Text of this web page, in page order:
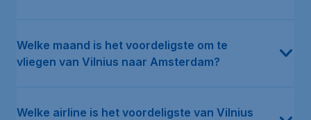
Welke maand is het voordeligste om te
vliegen van Vilnius naar Amsterdam?
Welke airline is het voordeligste van Vilnius